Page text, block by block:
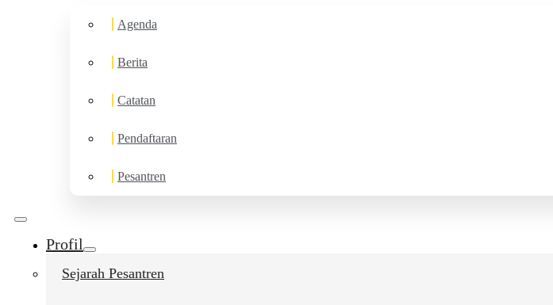
Agenda
Berita
Catatan
Pendaftaran
Pesantren
Profil
Sejarah Pesantren